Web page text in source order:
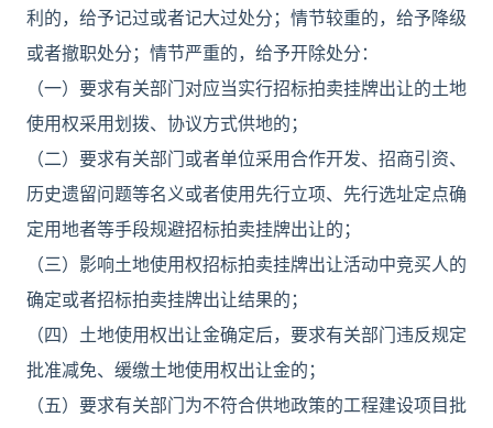
利的，给予记过或者记大过处分；情节较重的，给予降级
或者撤职处分；情节严重的，给予开除处分：
（一）要求有关部门对应当实行招标拍卖挂牌出让的土地
使用权采用划拨、协议方式供地的；
（二）要求有关部门或者单位采用合作开发、招商引资、
历史遗留问题等名义或者使用先行立项、先行选址定点确
定用地者等手段规避招标拍卖挂牌出让的；
（三）影响土地使用权招标拍卖挂牌出让活动中竞买人的
确定或者招标拍卖挂牌出让结果的；
（四）土地使用权出让金确定后，要求有关部门违反规定
批准减免、缓缴土地使用权出让金的；
（五）要求有关部门为不符合供地政策的工程建设项目批